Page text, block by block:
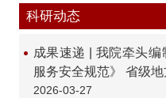
科研动态
成果速递 | 我院牵头
服务安全规范》 省级
2026-03-27